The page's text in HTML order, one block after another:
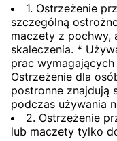
1. Ostrzeżenie
szczególną
maczety z pochwy,
skaleczenia. *
prac
Ostrzeżenie dla
postronne znajdują
podczas używania
2. Ostrzeżenie
lub maczety tylko